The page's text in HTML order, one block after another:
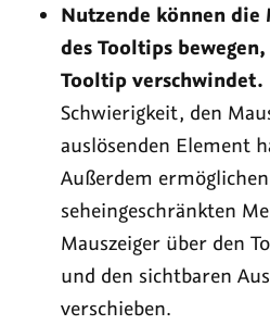
Nutzende können die
des Tooltips
Tooltip verschwindet.
Schwierigkeit, den
auslösenden Element
Außerdem
seheingeschränkten
Mauszeiger über den
und den sichtbaren
verschieben.